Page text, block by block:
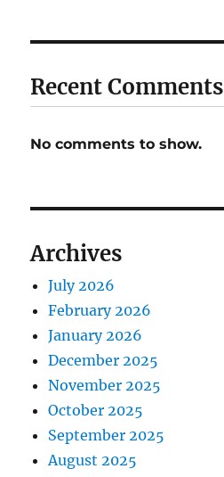
Recent Comments
No comments to show.
Archives
July 2026
February 2026
January 2026
December 2025
November 2025
October 2025
September 2025
August 2025